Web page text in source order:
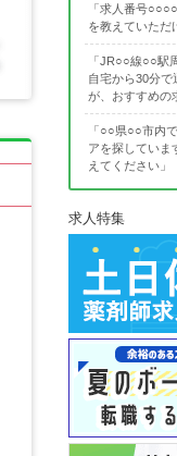
「求人番号
を教えていただ
「JR○○線○○駅
自宅から30分
が、おすすめの
「○○県○○市内
アを探していま
えてください」
求人特集